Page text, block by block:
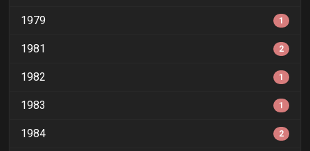
1979 1
1981 2
1982 1
1983 1
1984 2